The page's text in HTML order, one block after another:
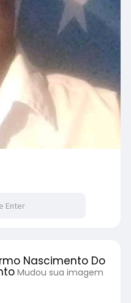
Nascimento Do
Mudou sua imagem